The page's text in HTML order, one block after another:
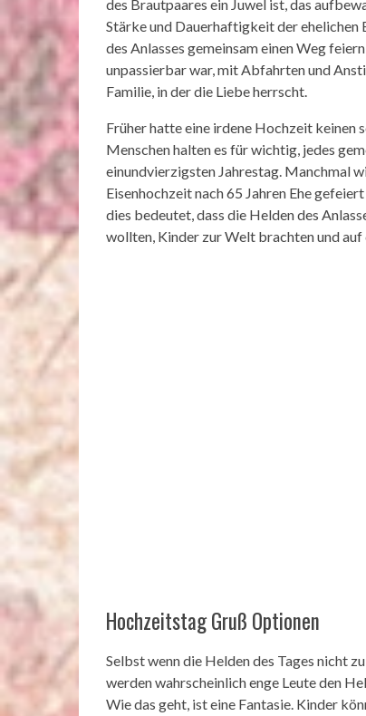
des Brautpaares ein Juwel ist, das
Stärke und Dauerhaftigkeit der ehelichen
des Anlasses gemeinsam einen Weg
unpassierbar war, mit Abfahrten und
Familie, in der die Liebe herrscht.
Früher hatte eine irdene Hochzeit keinen
Menschen halten es für wichtig, jedes
einundvierzigsten Jahrestag. Manchmal
Eisenhochzeit nach 65 Jahren Ehe
dies bedeutet, dass die Helden des
wollten, Kinder zur Welt brachten und auf
Hochzeitstag Gruß Optionen
Selbst wenn die Helden des Tages nicht
werden wahrscheinlich enge Leute den
Wie das geht, ist eine Fantasie. Kinder